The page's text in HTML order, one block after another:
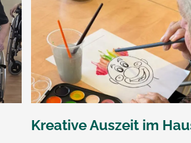
Kreative Auszeit im